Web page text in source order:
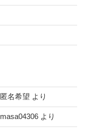
匿名希望 より
masa04306 より